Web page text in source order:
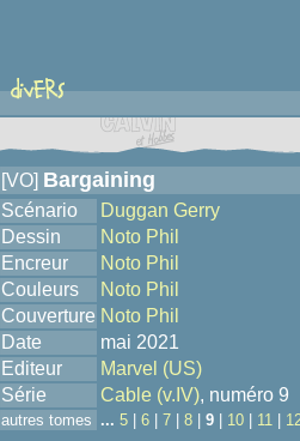
[VO] Bargaining
Scénario
Duggan Gerry
Dessin
Noto Phil
Encreur
Noto Phil
Couleurs
Noto Phil
Couverture Noto Phil
Date
mai 2021
Editeur
Marvel (US)
Série
Cable (v.IV), numéro 9
autres tomes ... 5 6 7 8 9 10 11